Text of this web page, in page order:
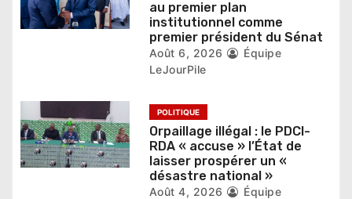
c
au premier plan
institutionnel comme
premier président du Sénat
Août 6, 2026
Équipe
LeJourPile
POLITIQUE
Orpaillage illégal : le PDCI-
RDA « accuse » l’État de
laisser prospérer un «
désastre national »
Août 4, 2026
Équipe